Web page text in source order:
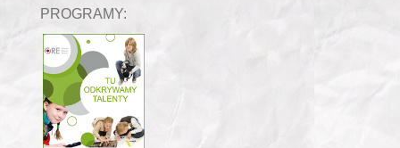
PROGRAMY: